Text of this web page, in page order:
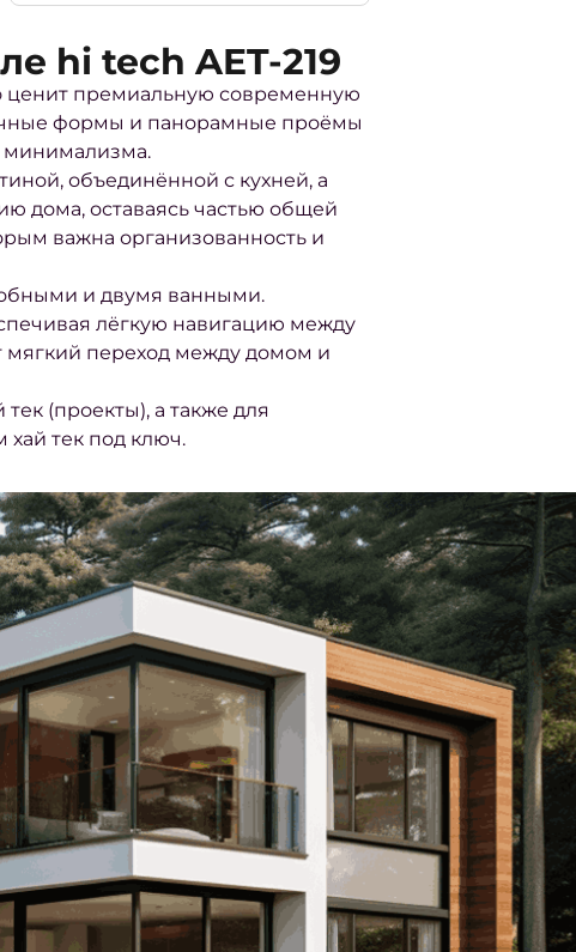
hi tech AET-219
ценит премиальную современную
формы и панорамные проёмы
минимализма.
объединённой с кухней, а
дома, оставаясь частью общей
важна организованность и
и двумя ванными.
лёгкую навигацию между
мягкий переход между домом и
(проекты), а также для
хай тек под ключ.